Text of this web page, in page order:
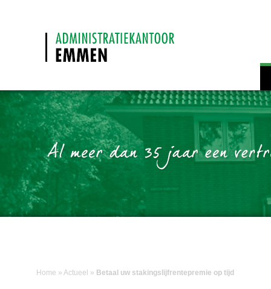
Home » Actueel » Betaal uw stakingslijfrentepremie op tijd